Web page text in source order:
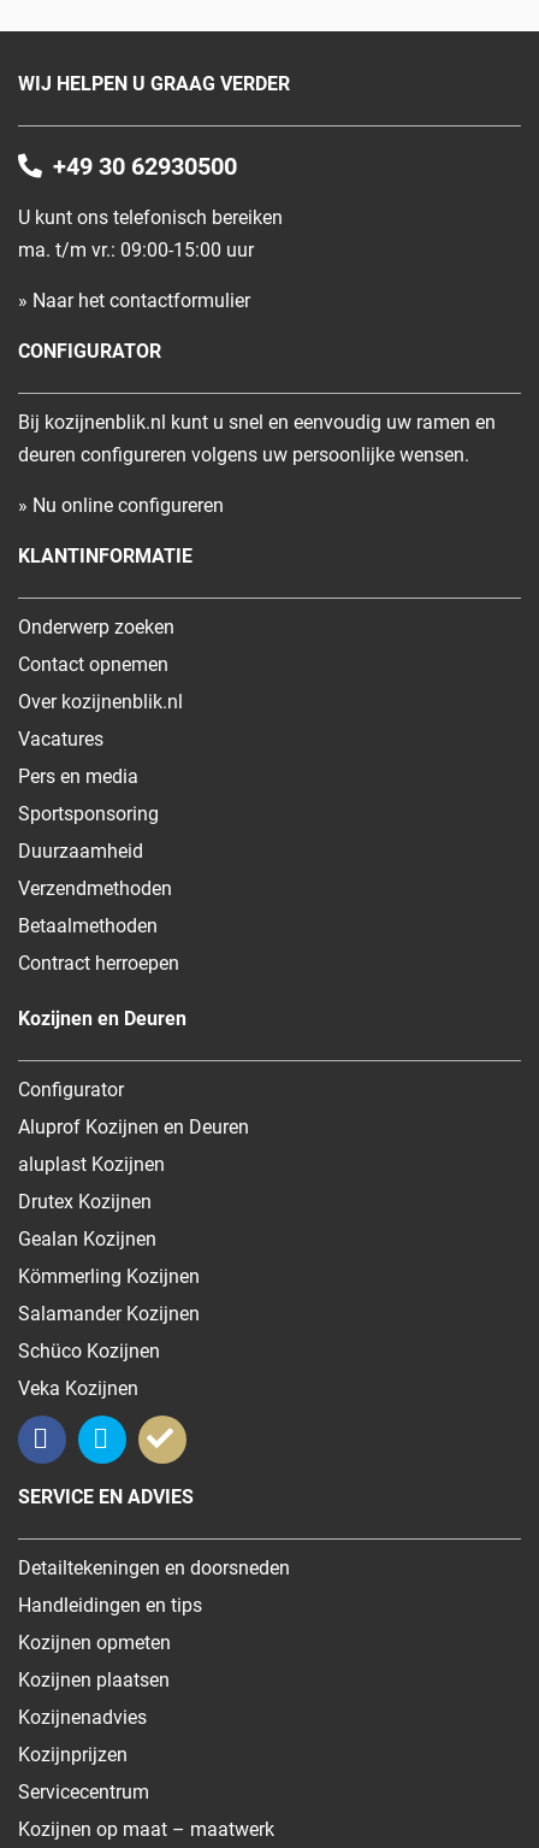
WIJ HELPEN U GRAAG VERDER
+49 30 62930500
U kunt ons telefonisch bereiken
ma. t/m vr.: 09:00-15:00 uur
» Naar het contactformulier
CONFIGURATOR
Bij kozijnenblik.nl kunt u snel en eenvoudig uw ramen en
deuren configureren volgens uw persoonlijke wensen.
» Nu online configureren
KLANTINFORMATIE
Onderwerp zoeken
Contact opnemen
Over kozijnenblik.nl
Vacatures
Pers en media
Sportsponsoring
Duurzaamheid
Verzendmethoden
Betaalmethoden
Contract herroepen
Kozijnen en Deuren
Configurator
Aluprof Kozijnen en Deuren
aluplast Kozijnen
Drutex Kozijnen
Gealan Kozijnen
Kömmerling Kozijnen
Salamander Kozijnen
Schüco Kozijnen
Veka Kozijnen
SERVICE EN ADVIES
Detailtekeningen en doorsneden
Handleidingen en tips
Kozijnen opmeten
Kozijnen plaatsen
Kozijnenadvies
Kozijnprijzen
Servicecentrum
Kozijnen op maat – maatwerk